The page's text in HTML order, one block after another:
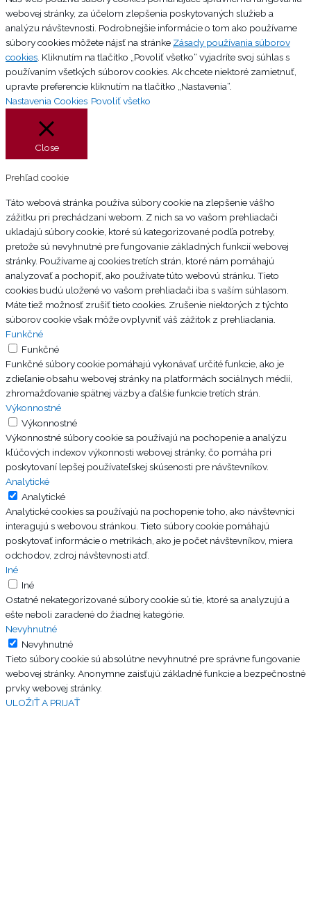
webovej stránky, za účelom zlepšenia poskytovaných služieb a
analýzu návštevnosti. Podrobnejšie informácie o tom ako používame
súbory cookies môžete nájsť na stránke Zásady používania súborov
cookies . Kliknutím na tlačítko „Povoliť všetko“ vyjadríte svoj súhlas s
používaním všetkých súborov cookies. Ak chcete niektoré zamietnuť,
upravte preferencie kliknutím na tlačítko „Nastavenia“.
Nastavenia Cookies Povoliť všetko
Close
Prehľad cookie
Táto webová stránka používa súbory cookie na zlepšenie vášho
zážitku pri prechádzaní webom. Z nich sa vo vašom prehliadači
ukladajú súbory cookie, ktoré sú kategorizované podľa potreby,
pretože sú nevyhnutné pre fungovanie základných funkcií webovej
stránky. Používame aj cookies tretích strán, ktoré nám pomáhajú
analyzovať a pochopiť, ako používate túto webovú stránku. Tieto
cookies budú uložené vo vašom prehliadači iba s vaším súhlasom.
Máte tiež možnosť zrušiť tieto cookies. Zrušenie niektorých z týchto
súborov cookie však môže ovplyvniť váš zážitok z prehliadania.
Funkčné
Funkčné
Funkčné súbory cookie pomáhajú vykonávať určité funkcie, ako je
zdieľanie obsahu webovej stránky na platformách sociálnych médií,
zhromažďovanie spätnej väzby a ďalšie funkcie tretích strán.
Výkonnostné
Výkonnostné
Výkonnostné súbory cookie sa používajú na pochopenie a analýzu
kľúčových indexov výkonnosti webovej stránky, čo pomáha pri
poskytovaní lepšej používateľskej skúsenosti pre návštevníkov.
Analytické
Analytické
Analytické cookies sa používajú na pochopenie toho, ako návštevníci
interagujú s webovou stránkou. Tieto súbory cookie pomáhajú
poskytovať informácie o metrikách, ako je počet návštevníkov, miera
odchodov, zdroj návštevnosti atď.
Iné
Iné
Ostatné nekategorizované súbory cookie sú tie, ktoré sa analyzujú a
ešte neboli zaradené do žiadnej kategórie.
Nevyhnutné
Nevyhnutné
Tieto súbory cookie sú absolútne nevyhnutné pre správne fungovanie
webovej stránky. Anonymne zaisťujú základné funkcie a bezpečnostné
prvky webovej stránky.
ULOŽIŤ A PRIJAŤ